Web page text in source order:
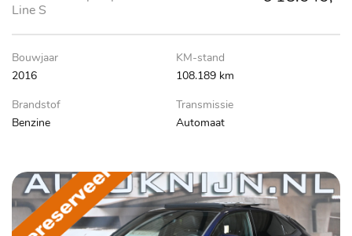
Line S
Bouwjaar
2016
KM-stand
108.189 km
Brandstof
Benzine
Transmissie
Automaat